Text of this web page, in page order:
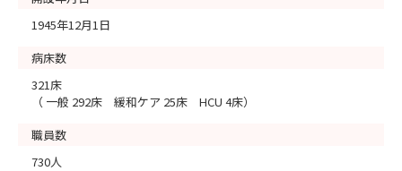
1945年12月1日
病床数
321床
（ 一般 292床 緩和ケア 25床 HCU 4床）
職員数
730人